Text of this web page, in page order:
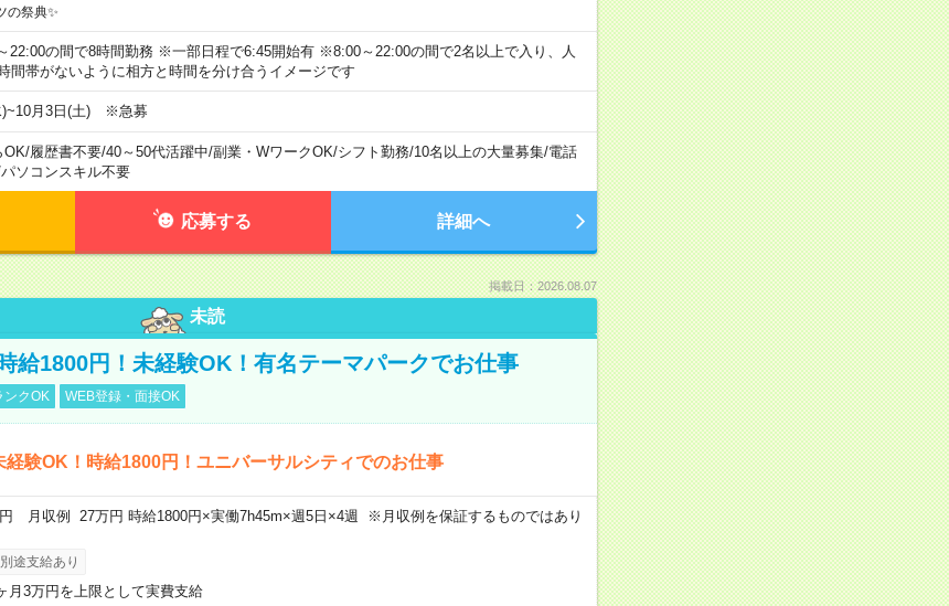
の祭典✨
22:00の間で8時間勤務 ※一部日程で6:45開始有 ※8:00～22:00の間で2名以上で入り、人
間帯がないように相方と時間を分け合うイメージです
)~10月3日(土) ※急募
OK/履歴書不要/40～50代活躍中/副業・WワークOK/シフト勤務/10名以上の大量募集/電話
パソコンスキル不要
応募する 詳細へ
掲載日：2026.08.07
未読
給1800円！未経験OK！有名テーマパークでお仕事
ンクOK WEB登録・面接OK
経験OK！時給1800円！ユニバーサルシティでのお仕事
月収例 27万円 時給1800円×実働7h45m×週5日×4週 ※月収例を保証するものではあり
途支給あり
月3万円を上限として実費支給